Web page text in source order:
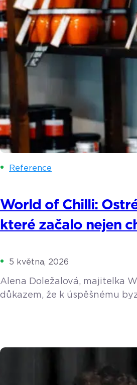
Reference
World of Chilli:
které začalo nejen
5 května, 2026
Alena Doležalová, majitelka
důkazem, že k úspěšnému
a s technologiemi bojuje, při
chytrý pokladní systém.